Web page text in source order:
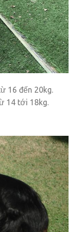
16 đến 20kg.
14 tới 18kg.